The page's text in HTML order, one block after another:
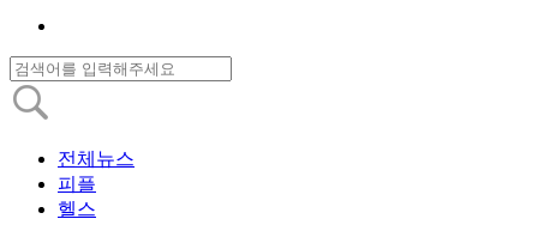
전체뉴스
피플
헬스